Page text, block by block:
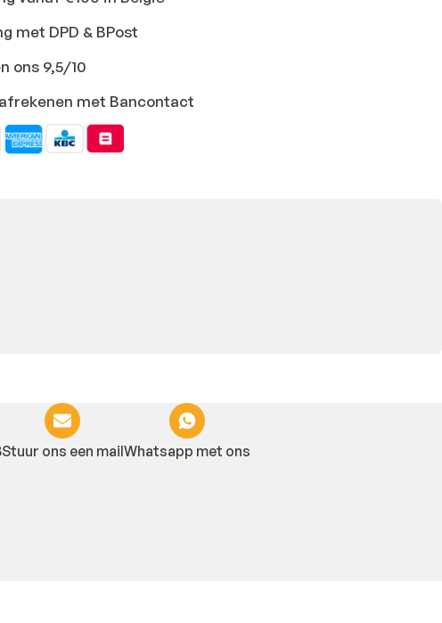
met DPD & BPost
ons 9,5/10
met Bancontact
Stuur ons een mailWhatsapp met ons